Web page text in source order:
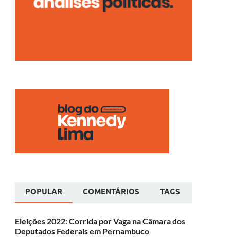
POPULAR COMENTÁRIOS TAGS
Eleições 2022: Corrida por Vaga na Câmara dos
Deputados Federais em Pernambuco